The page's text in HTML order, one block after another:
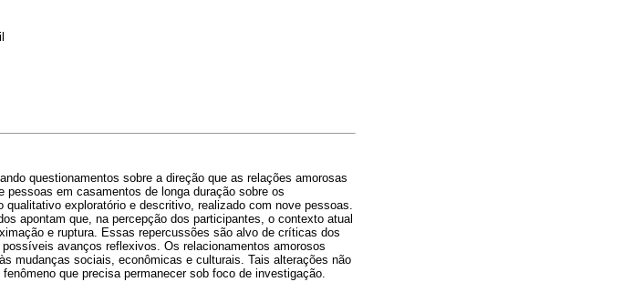
questionamentos sobre a direção que as relações amorosas
pessoas em casamentos de longa duração sobre os
exploratório e descritivo, realizado com nove pessoas.
apontam que, na percepção dos participantes, o contexto atual
e ruptura. Essas repercussões são alvo de críticas dos
avanços reflexivos. Os relacionamentos amorosos
mudanças sociais, econômicas e culturais. Tais alterações não
que precisa permanecer sob foco de investigação.